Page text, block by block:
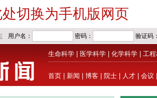
处切换为手机版网页
生命科学 医学科学 化学科学 工
首页 新闻 博客 院士 人才 会议